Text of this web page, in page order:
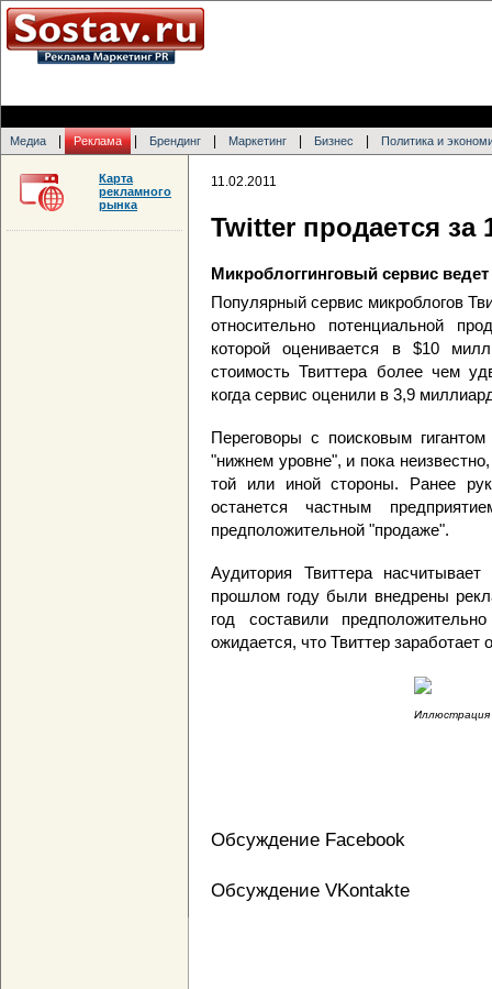
Медиа Реклама Брендинг Маркетинг Бизнес Политика и
11.02.2011
Twitter продается
Микроблоггинговый сервис
Популярный сервис микроблогов
относительно потенциальной
которой оценивается в $10
стоимость Твиттера более чем
когда сервис оценили в 3,9
Переговоры с поисковым
"нижнем уровне", и пока
той или иной стороны. Ранее
останется частным
предположительной "продаже".
Аудитория Твиттера
прошлом году были внедрены
год составили
ожидается, что Твиттер
Иллюстрация
Обсуждение Facebook
Обсуждение VKontakte
Карта
рекламного
рынка